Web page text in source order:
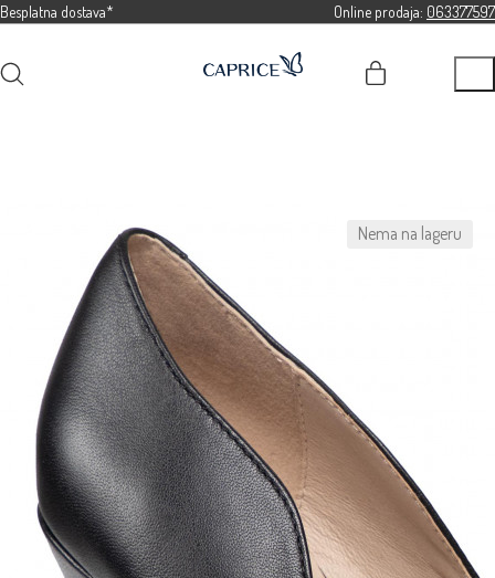
Besplatna dostava* Online prodaja: 063377597
Nema na lageru